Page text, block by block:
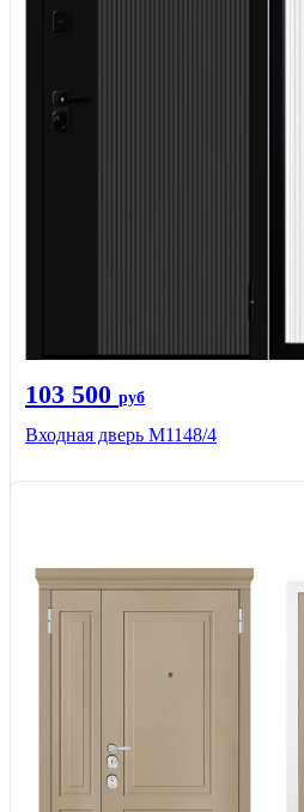
103 500 руб
Входная дверь М1148/4